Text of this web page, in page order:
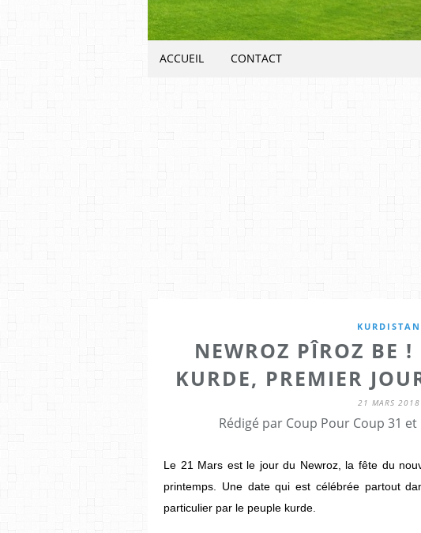
ACCUEIL CONTACT
KURDISTAN
NEWROZ PÎROZ BE
KURDE, PREMIER
21 MARS 2018
Rédigé par Coup Pour Coup 31
Le 21 Mars est le jour du Newroz, la fête du
printemps. Une date qui est célébrée partout
particulier par le peuple kurde.